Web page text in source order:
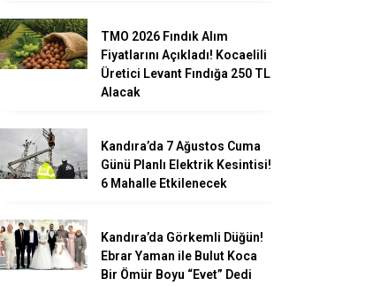
TMO 2026 Fındık Alım
Fiyatlarını Açıkladı! Kocaelili
Üretici Levant Fındığa 250 TL
Alacak
Kandıra’da 7 Ağustos Cuma
Günü Planlı Elektrik Kesintisi!
6 Mahalle Etkilenecek
Kandıra’da Görkemli Düğün!
Ebrar Yaman ile Bulut Koca
Bir Ömür Boyu “Evet” Dedi